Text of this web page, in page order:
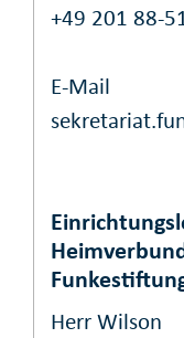
+49 201 88-
E-Mail
Herr Wilson